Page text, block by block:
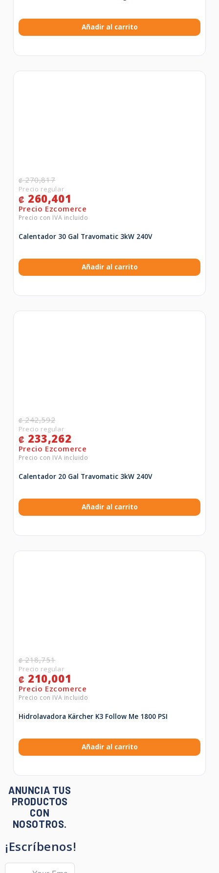
Añadir al carrito
₡270,817
₡ 260,401
Calentador 30 Gal Travomatic 3kW 240V
Añadir al carrito
₡242,592
₡ 233,262
Calentador 20 Gal Travomatic 3kW 240V
Añadir al carrito
₡218,751
₡ 210,001
Hidrolavadora Kärcher K3 Follow Me 1800 PSI
Añadir al carrito
ANUNCIA TUS
PRODUCTOS
CON
NOSOTROS.
¡Escríbenos!